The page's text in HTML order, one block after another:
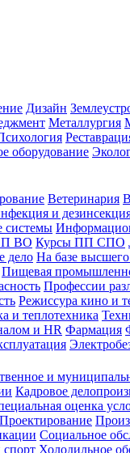
Дизайн
Металлургия
оборудование
Ветеринария
и
системы
ВО Курсы ПП СПО
дело На базе
Пищевая
Профессии
Режиссура кино и
и теплотехника
и HR Фармация
и
Кадровое
оценка
Проектирование
Социальное
спорт Холодильное